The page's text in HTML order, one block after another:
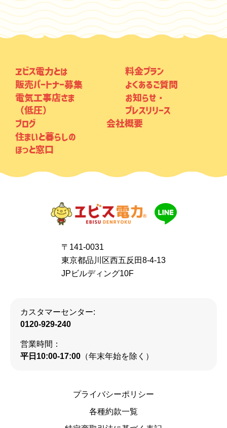
ヱビス電力とは
料金プラン
販売パートナー募集
よくあるご質問
電気工事店さま
（低圧）
お知らせ・
プレスリリース
ブログ
会社概要
住まいと暮らしの
ほっと窓口
〒141-0031
東京都品川区西五反田8-4-13
JPビルディング10F
カスタマーセンター:
0120-929-240
営業時間：
平日10:00-17:00 （年末年始を除く）
プライバシーポリシー
各種約款一覧